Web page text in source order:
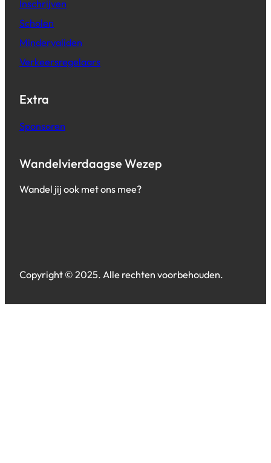
Inschrijven
Scholen
Mindervaliden
Verkeersregelaars
Extra
Sponsoren
Wandelvierdaagse Wezep
Wandel jij ook met ons mee?
Copyright © 2025. Alle rechten voorbehouden.